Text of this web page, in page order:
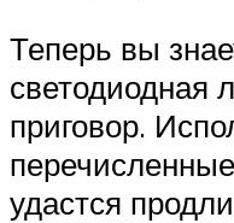
Теперь вы
светодиодная
приговор.
удастся